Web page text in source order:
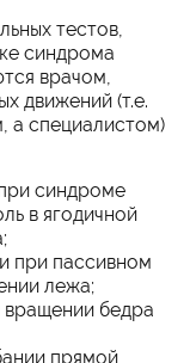
тестов,
синдрома
врачом,
движений (т.е.
а специалистом)
синдроме
в ягодичной
при пассивном
лежа;
вращении бедра
прямой